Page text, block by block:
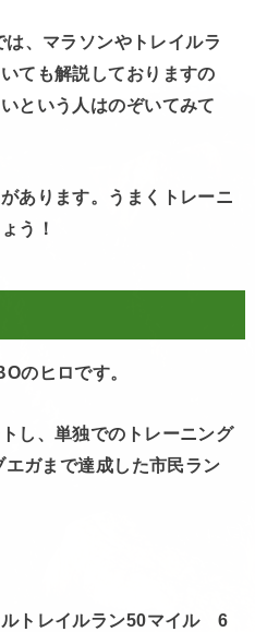
は、マラソンやトレイルラ
ても解説しておりますの
という人はのぞいてみて
あります。うまくトレーニ
う！
のヒロです。
し、単独でのトレーニング
ガまで達成した市民ラン
ルトレイルラン50マイル 6